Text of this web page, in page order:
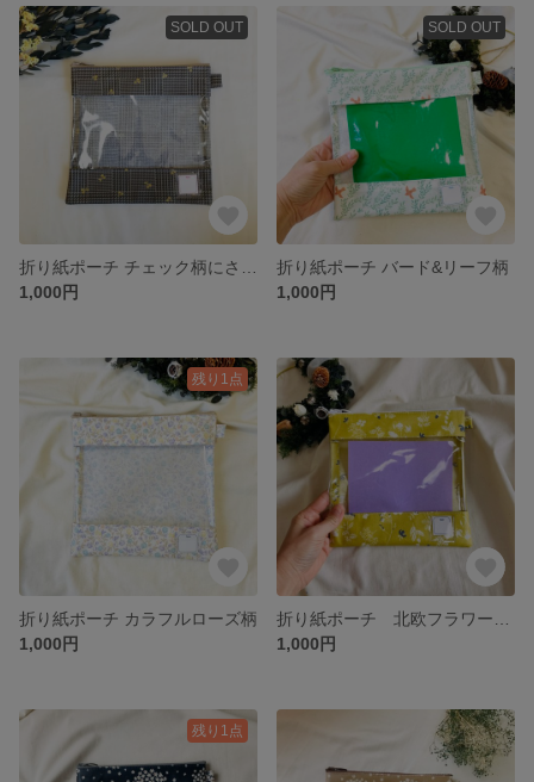
SOLD OUT
1,000円
SOLD OUT
折り紙ポーチ バード&リーフ柄
1,000円
残り1点
折り紙ポーチ カラフルローズ柄
1,000円
1,000円
残り1点